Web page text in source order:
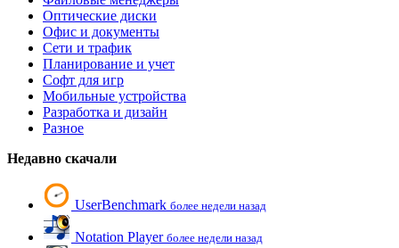
Оптические диски
Офис и документы
Сети и трафик
Планирование и учет
Софт для игр
Мобильные устройства
Разработка и дизайн
Разное
Недавно скачали
UserBenchmark более недели назад
Notation Player более недели назад